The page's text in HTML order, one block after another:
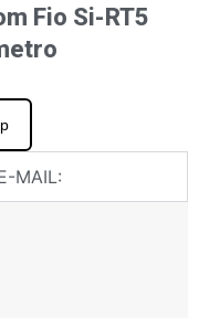
Fio Si-RT5
MAIL: